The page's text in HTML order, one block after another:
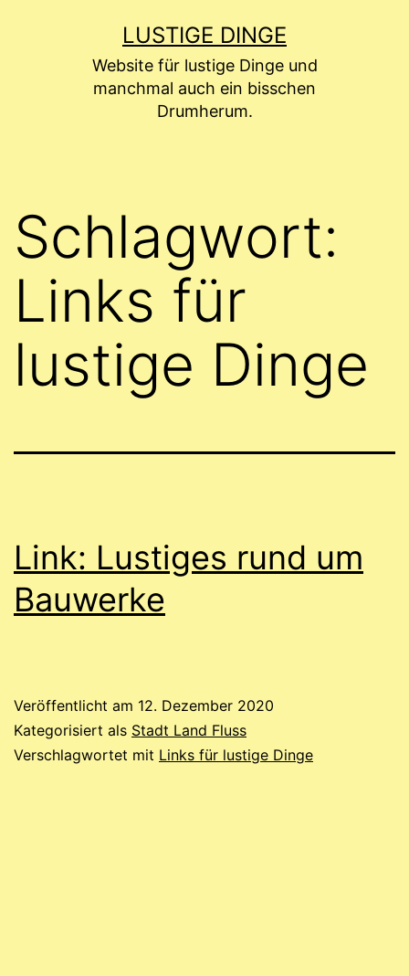
LUSTIGE DINGE
Website für lustige Dinge und
manchmal auch ein bisschen
Drumherum.
Schlagwort:
Links für
lustige Dinge
Link: Lustiges rund um
Bauwerke
Veröffentlicht am 12. Dezember 2020
Kategorisiert als Stadt Land Fluss
Verschlagwortet mit Links für lustige Dinge